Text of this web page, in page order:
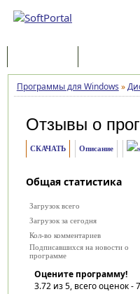
Программы для Windows »
Отзывы о
СКАЧАТЬ Описание
Общая статистика
Загрузок всего
Загрузок за сегодня
Кол-во комментариев
Подписавшихся на новости о
программе
Оцените программу!
3.72из 5, всего оценок -